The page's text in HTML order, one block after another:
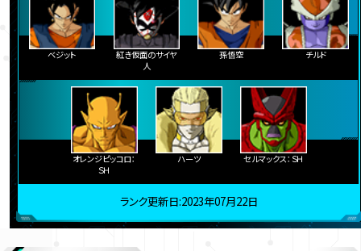
ベジット
紅き仮面のサイヤ
人
孫悟空 チルド
オレンジピッコロ：
ＳＨ
ハーツ セルマックス：ＳＨ
ランク更新日:2023年07月22日